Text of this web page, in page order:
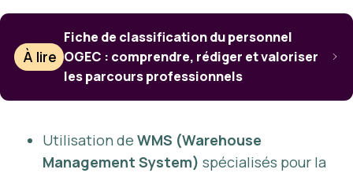
À lire
Fiche de classification du personnel
OGEC : comprendre, rédiger et valoriser
les parcours professionnels
Utilisation de WMS (Warehouse
Management System) spécialisés pour la